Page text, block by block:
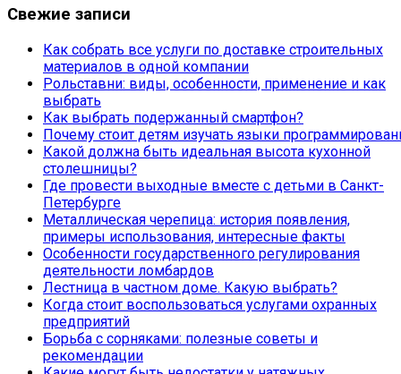
Свежие записи
Как собрать все услуги по доставке строительных
материалов в одной компании
Рольставни: виды, особенности, применение и как
выбрать
Как выбрать подержанный смартфон?
Почему стоит детям изучать языки
Какой должна быть идеальная высота кухонной
столешницы?
Где провести выходные вместе с детьми в Санкт-
Петербурге
Металлическая черепица: история появления,
примеры использования, интересные факты
Особенности государственного регулирования
деятельности ломбардов
Лестница в частном доме. Какую выбрать?
Когда стоит воспользоваться услугами охранных
предприятий
Борьба с сорняками: полезные советы и
рекомендации